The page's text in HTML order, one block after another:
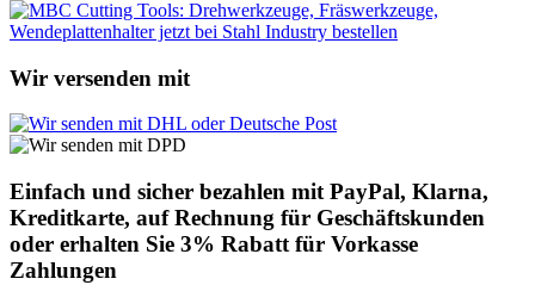
Wir versenden mit
Einfach und sicher bezahlen mit PayPal, Klarna,
Kreditkarte, auf Rechnung für Geschäftskunden
oder erhalten Sie 3% Rabatt für Vorkasse
Zahlungen